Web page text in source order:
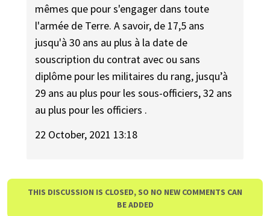
mêmes que pour s'engager dans toute
l'armée de Terre. A savoir, de 17,5 ans
jusqu'à 30 ans au plus à la date de
souscription du contrat avec ou sans
diplôme pour les militaires du rang, jusqu’à
29 ans au plus pour les sous-officiers, 32 ans
au plus pour les officiers .
22 October, 2021 13:18
THIS DISCUSSION IS CLOSED, SO NO NEW COMMENTS CAN
BE ADDED